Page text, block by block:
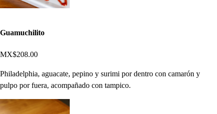
Guamuchilito
MX$208.00
Philadelphia, aguacate, pepino y surimi por dentro con camarón y
pulpo por fuera, acompañado con tampico.